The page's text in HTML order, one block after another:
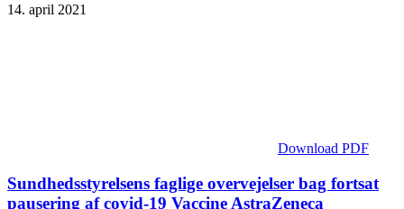
14. april 2021
Download PDF
Sundhedsstyrelsens faglige overvejelser bag fortsat
pausering af covid-19 Vaccine AstraZeneca